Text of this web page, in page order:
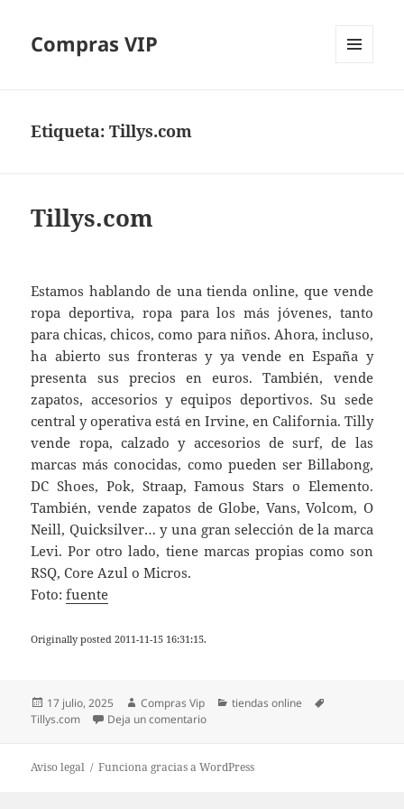
Compras VIP
Etiqueta:Tillys.com
Tillys.com
Estamos hablando de una tienda online, que vende
ropa deportiva, ropa para los más jóvenes, tanto
para chicas, chicos, como para niños. Ahora, incluso,
ha abierto sus fronteras y ya vende en España y
presenta sus precios en euros. También, vende
zapatos, accesorios y equipos deportivos. Su sede
central y operativa está en Irvine, en California. Tilly
vende ropa, calzado y accesorios de surf, de las
marcas más conocidas, como pueden ser Billabong,
DC Shoes, Pok, Straap, Famous Stars o Elemento.
También, vende zapatos de Globe, Vans, Volcom, O
´Neill, Quicksilver… y una gran selección de la marca
Levi. Por otro lado, tiene marcas propias como son
RSQ, Core Azul o Micros.
Foto:fuente
Originally posted 2011-11-15 16:31:15.
Publicado
el
17 julio, 2025 Autor
Compras Vip Categorías
tiendas online
Tillys.com
Deja un comentarioen Tillys.com
Aviso legal Funciona gracias a WordPress